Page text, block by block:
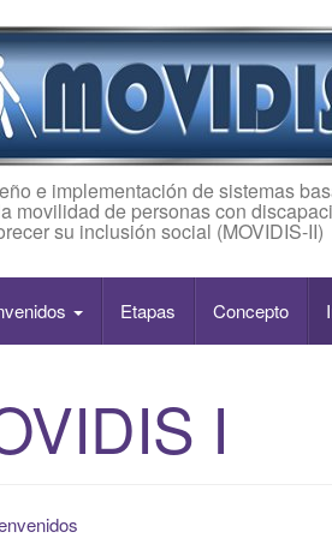
e implementación de sistemas
movilidad de personas con
su inclusión social (MOVIDIS-II)
Etapas Concepto
I